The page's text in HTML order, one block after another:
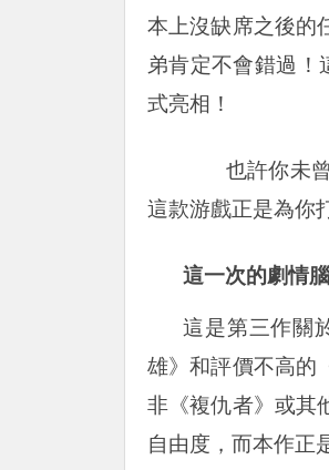
本上沒缺席之後的
弟肯定不會錯過
式亮相！
也許你未曾
這款游戲正是為你
這一次的劇情
這是第三作關
雄》和評價不高的
非《複仇者》或其
自由度，而本作正